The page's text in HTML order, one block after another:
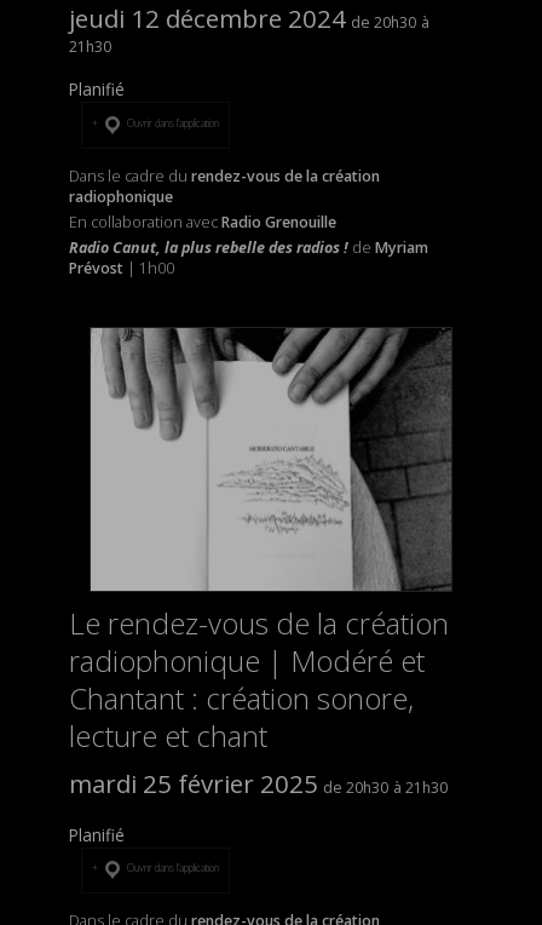
jeudi 12 décembre 2024
20h30
21h30
Planifié
Ouvrir dans l’application
Dans le cadre du rendez-vous de la création
radiophonique
En collaboration avecRadio Grenouille
Radio Canut, la plus rebelle des radios !de Myriam
Prévost| 1h00
Le rendez-vous de la création
radiophonique | Modéré et
Chantant : création sonore,
lecture et chant
mardi 25 février 2025 20h30 21h30
Planifié
Ouvrir dans l’application